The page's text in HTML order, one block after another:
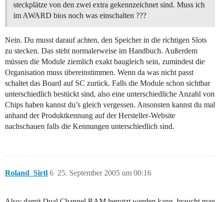
steckplätze von den zwei extra gekennzeichnet sind. Muss ich
im AWARD bios noch was einschalten ???
Nein. Du musst darauf achten, den Speicher in die richtigen Slots
zu stecken. Das steht normalerweise im Handbuch. Außerdem
müssen die Module ziemlich exakt baugleich sein, zumindest die
Organisation muss übereinstimmen. Wenn da was nicht passt
schaltet das Board auf SC zurück. Falls die Module schon sichtbar
unterschiedlich bestückt sind, also eine unterschiedliche Anzahl von
Chips haben kannst du’s gleich vergessen. Ansonsten kannst du mal
anhand der Produktkennung auf der Hersteller-Website
nachschauen falls die Kennungen unterschiedlich sind.
Roland_Sirtl 25. September 2005 um 00:16
6